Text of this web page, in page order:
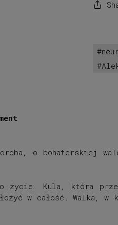
o bohaterskiej
życie. Kula, która
w całość. Walka,